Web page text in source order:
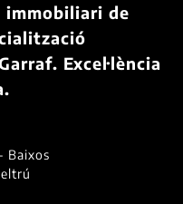
de
Excel·lència
Baixos